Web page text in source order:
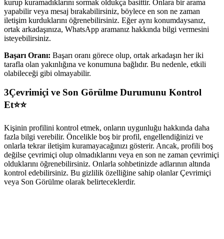
kurup kuramadıklarını sormak oldukça basittir. Onlara bir arama
yapabilir veya mesaj bırakabilirsiniz, böylece en son ne zaman
iletişim kurduklarını öğrenebilirsiniz. Eğer aynı konumdaysanız,
ortak arkadaşınıza, WhatsApp aramanız hakkında bilgi vermesini
isteyebilirsiniz.
Başarı Oranı: Başarı oranı görece olup, ortak arkadaşın her iki
tarafla olan yakınlığına ve konumuna bağlıdır. Bu nedenle, etkili
olabileceği gibi olmayabilir.
3Çevrimiçi ve Son Görülme Durumunu Kontrol
Et⭐⭐
Kişinin profilini kontrol etmek, onların uygunluğu hakkında daha
fazla bilgi verebilir. Öncelikle boş bir profil, engellendiğinizi ve
onlarla tekrar iletişim kuramayacağınızı gösterir. Ancak, profili boş
değilse çevrimiçi olup olmadıklarını veya en son ne zaman çevrimiçi
olduklarını öğrenebilirsiniz. Onlarla sohbetinizde adlarının altında
kontrol edebilirsiniz. Bu gizlilik özelliğine sahip olanlar Çevrimiçi
veya Son Görülme olarak belirteceklerdir.